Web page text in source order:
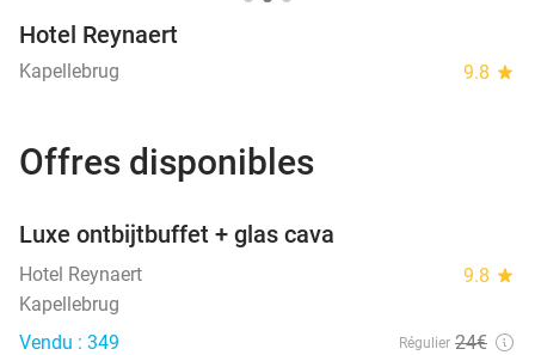
Hotel Reynaert
Kapellebrug 9.8 star
Offres disponibles
Luxe ontbijtbuffet + glas cava
Hotel Reynaert 9.8 star
Kapellebrug
Vendu : 349
Régulier 24€